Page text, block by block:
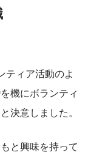
ティア活動のよ
機にボランティ
決意しました。
と興味を持って